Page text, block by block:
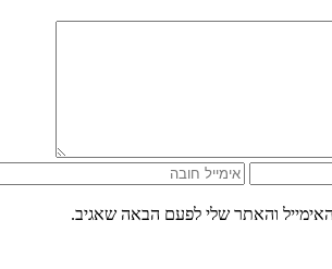
והאתר שלי לפעם הבאה שאגיב.